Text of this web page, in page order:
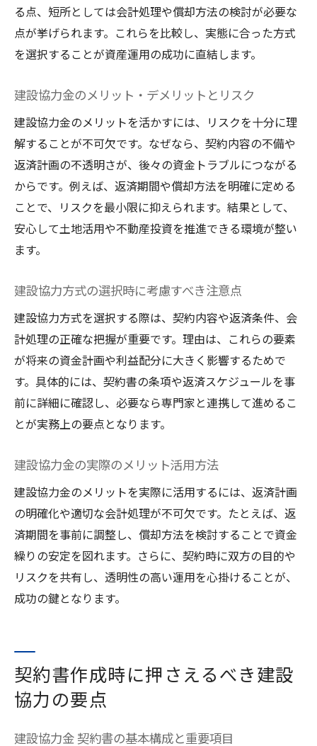
る点、短所としては会計処理や償却方法の検討が必要な
点が挙げられます。これらを比較し、実態に合った方式
を選択することが資産運用の成功に直結します。
建設協力金のメリット・デメリットとリスク
建設協力金のメリットを活かすには、リスクを十分に理
解することが不可欠です。なぜなら、契約内容の不備や
返済計画の不透明さが、後々の資金トラブルにつながる
からです。例えば、返済期間や償却方法を明確に定める
ことで、リスクを最小限に抑えられます。結果として、
安心して土地活用や不動産投資を推進できる環境が整い
ます。
建設協力方式の選択時に考慮すべき注意点
建設協力方式を選択する際は、契約内容や返済条件、会
計処理の正確な把握が重要です。理由は、これらの要素
が将来の資金計画や利益配分に大きく影響するためで
す。具体的には、契約書の条項や返済スケジュールを事
前に詳細に確認し、必要なら専門家と連携して進めるこ
とが実務上の要点となります。
建設協力金の実際のメリット活用方法
建設協力金のメリットを実際に活用するには、返済計画
の明確化や適切な会計処理が不可欠です。たとえば、返
済期間を事前に調整し、償却方法を検討することで資金
繰りの安定を図れます。さらに、契約時に双方の目的や
リスクを共有し、透明性の高い運用を心掛けることが、
成功の鍵となります。
契約書作成時に押さえるべき建設
協力の要点
建設協力金 契約書の基本構成と重要項目